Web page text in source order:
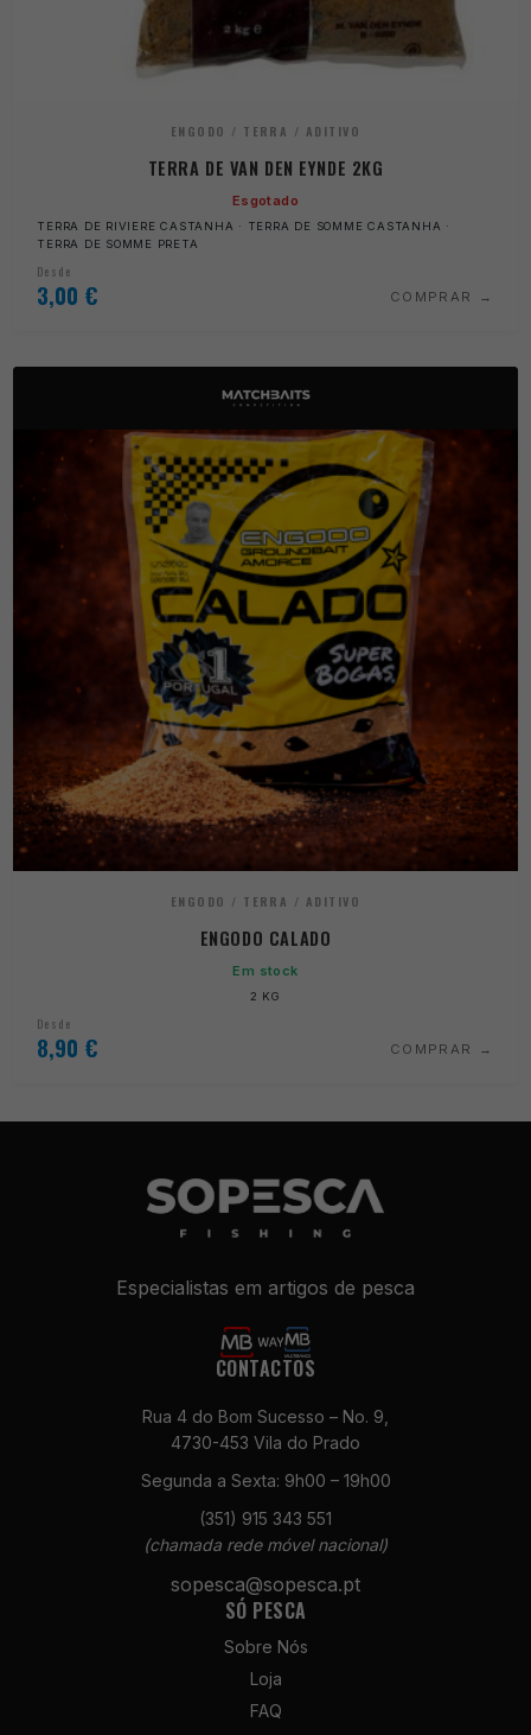
ENGODO / TERRA / ADITIVO
TERRA DE VAN DEN EYNDE 2KG
Esgotado
TERRA DE RIVIERE CASTANHA · TERRA DE SOMME CASTANHA ·
TERRA DE SOMME PRETA
Desde
3,00 € COMPRAR
ENGODO / TERRA / ADITIVO
ENGODO CALADO
Em stock
2 KG
Desde
8,90 € COMPRAR
Especialistas em artigos de pesca
CONTACTOS
Rua 4 do Bom Sucesso – No. 9,
4730-453 Vila do Prado
Segunda a Sexta: 9h00 – 19h00
(351) 915 343 551
(chamada rede móvel nacional)
sopesca@sopesca.pt
SÓ PESCA
Sobre Nós
Loja
FAQ
Estes cookies
não são
opcionais. São
necessários
para o